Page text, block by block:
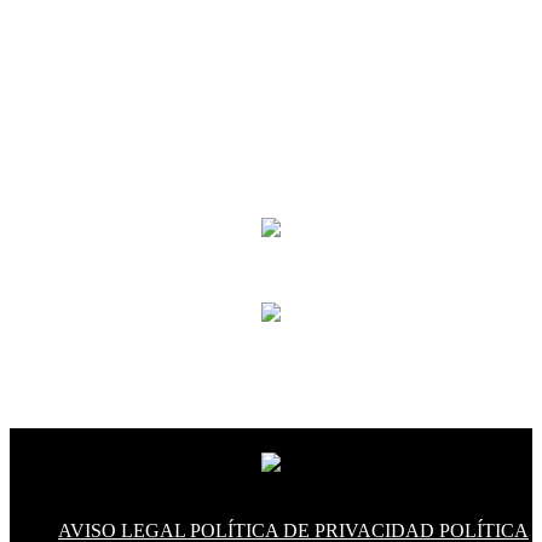
AVISO LEGAL POLÍTICA DE PRIVACIDAD POLÍTICA